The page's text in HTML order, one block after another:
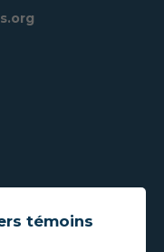
témoins